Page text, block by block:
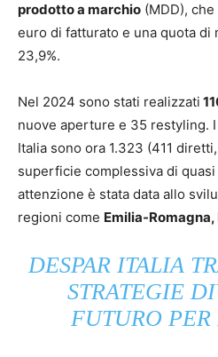
prodotto a marchio (MDD),
euro di fatturato e una quota di
23,9%.
Nel 2024 sono stati realizzati
nuove aperture e 35 restyling.
Italia sono ora 1.323 (411
superficie complessiva di quasi
attenzione è stata data allo
regioni come Emilia-
DESPAR ITALIA
STRATEGIE
FUTURO